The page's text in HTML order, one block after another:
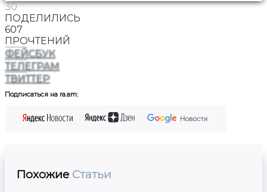
30
ПОДЕЛИЛИСЬ
607
ПРОЧТЕНИЙ
ФЕЙСБУК
ТЕЛЕГРАМ
ТВИТТЕР
Подписаться на ra.am:
Похожие Статьи